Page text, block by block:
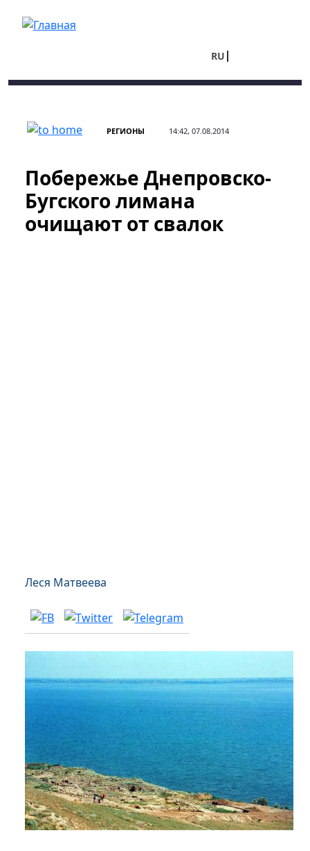
RU
РЕГИОНЫ 14:42, 07.08.2014
Побережье Днепровско-
Бугского лимана
очищают от свалок
Леся Матвеева